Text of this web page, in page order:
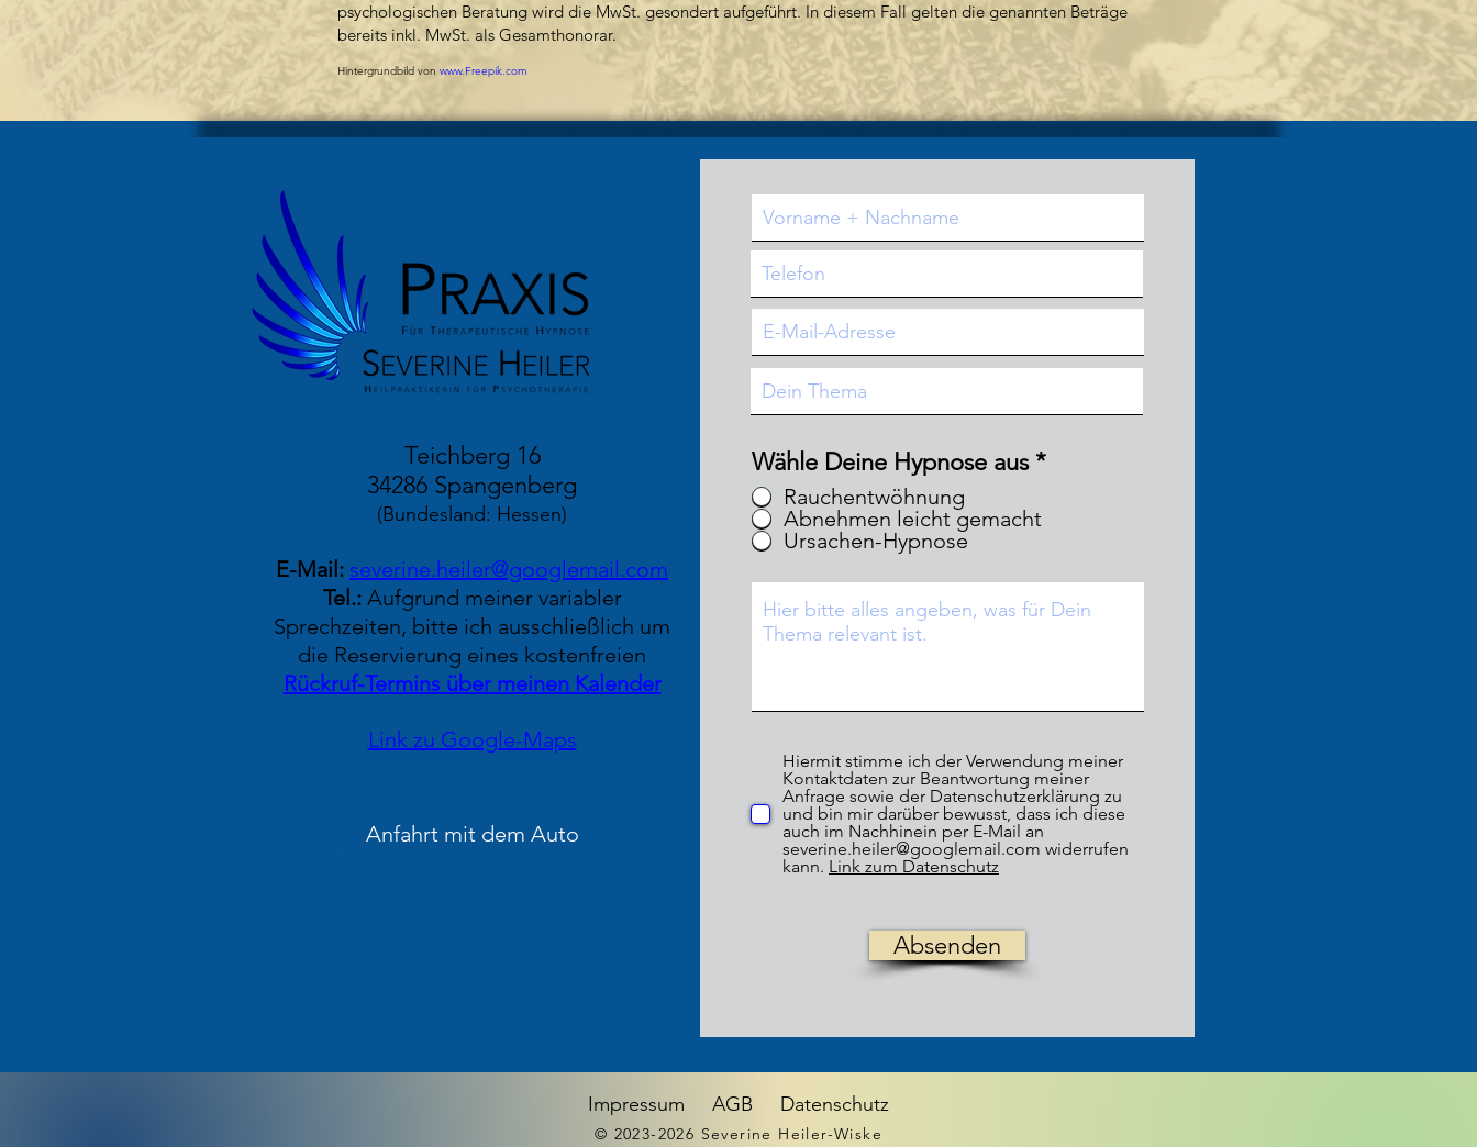
psychologischen Beratung wird die MwSt. gesondert aufgeführt. In diesem Fall gelten die genannten Beträge
bereits inkl. MwSt. als Gesamthonorar.
Hintergrundbild von www.Freepik.com
Teichberg 16
34286 Spangenberg
(Bundesland: Hessen)
E-Mail: severine.heiler@googlemail.com
Tel.: Aufgrund meiner variabler
Sprechzeiten, bitte ich ausschließlich um
die Reservierung eines kostenfreien
Rückruf-Termins über meinen Kalender
Link zu Google-Maps
Anfahrt mit dem Auto
Wähle Deine Hypnose aus *
Rauchentwöhnung
Abnehmen leicht gemacht
Ursachen-Hypnose
Hiermit stimme ich der Verwendung meiner
Kontaktdaten zur Beantwortung meiner
Anfrage sowie der Datenschutzerklärung zu
und bin mir darüber bewusst, dass ich diese
auch im Nachhinein per E-Mail an
severine.heiler@googlemail.com widerrufen
kann. Link zum Datenschutz
Absenden
Impressum AGB Datenschutz
© 2023-2026 Severine Heiler-Wiske